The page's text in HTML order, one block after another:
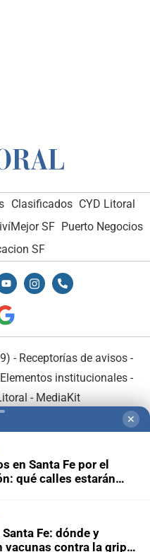
Clasificados CYD Litoral
SF Puerto Negocios
SF
- Receptorías de avisos -
Elementos institucionales-
- MediaKit
con:
✕
en Santa Fe por el
qué calles estarán
Fe: dónde y
vacunas contra la gripe,